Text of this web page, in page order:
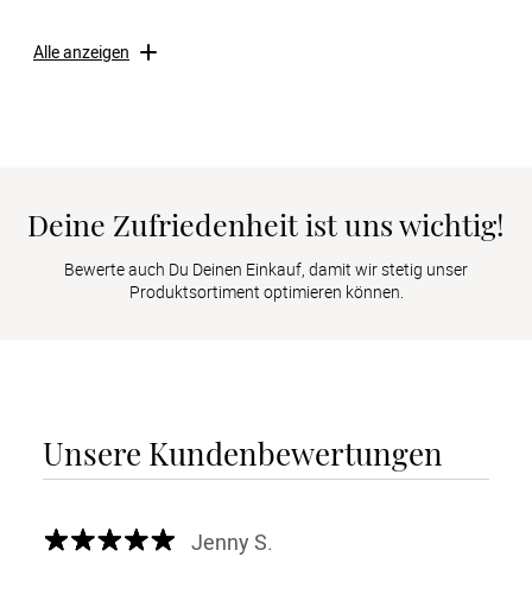
Alle anzeigen
Deine Zufriedenheit ist uns wichtig!
Bewerte auch Du Deinen Einkauf, damit wir stetig unser
Produktsortiment optimieren können.
Unsere Kundenbewertungen
Jenny S.